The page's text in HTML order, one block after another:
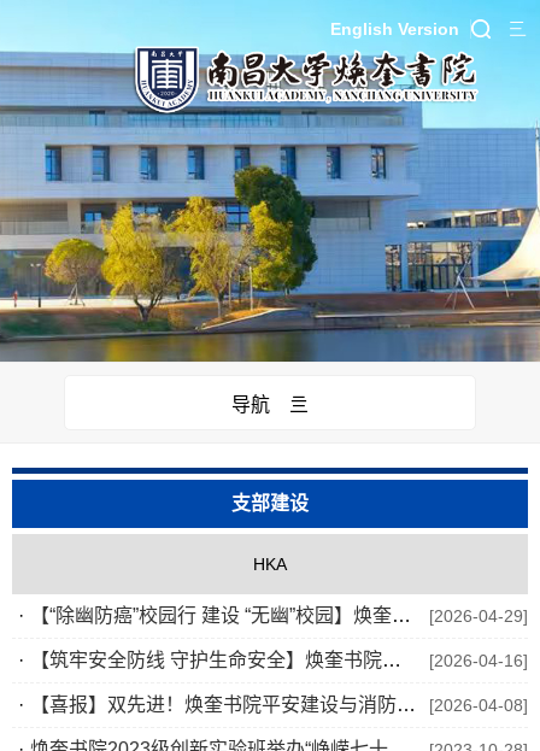
English Version
导航 亖
支部建设
HKA
· 【“除幽防癌”校园行 建设 “无幽”校园】焕奎书院与南大一附院消化内科联合开展义诊暨党建活动 [2026-04-29]
· 【筑牢安全防线 守护生命安全】焕奎书院开展消防安全培训及应急疏散演练活动 [2026-04-16]
· 【喜报】双先进！焕奎书院平安建设与消防安全工作获学校表彰 [2026-04-08]